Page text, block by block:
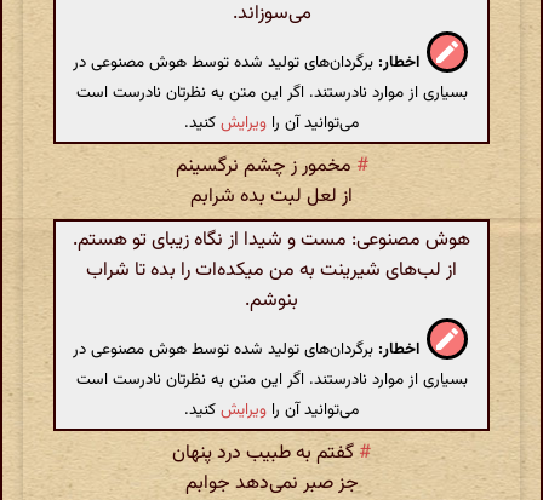
می‌سوزاند.
اخطار: برگردان‌های تولید شده توسط هوش مصنوعی در
بسیاری از موارد نادرستند. اگر این متن به نظرتان نادرست است
می‌توانید آن را ویرایشکنید.
# مخمور ز چشم نرگسینم
از لعل لبت بده شرابم
هوش مصنوعی: مست و شیدا از نگاه زیبای تو هستم.
از لب‌های شیرینت به من میکده‌ات را بده تا شراب
بنوشم.
اخطار: برگردان‌های تولید شده توسط هوش مصنوعی در
بسیاری از موارد نادرستند. اگر این متن به نظرتان نادرست است
می‌توانید آن را ویرایشکنید.
# گفتم به طبیب درد پنهان
جز صبر نمی‌دهد جوابم